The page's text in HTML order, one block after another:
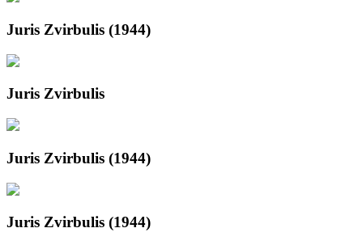
Juris Zvirbulis (1944)
Juris Zvirbulis
Juris Zvirbulis (1944)
Juris Zvirbulis (1944)